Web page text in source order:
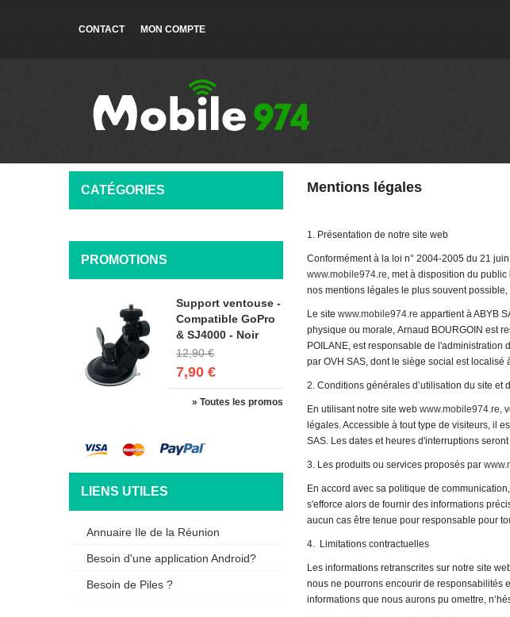
CONTACT MON COMPTE
CATÉGORIES
PROMOTIONS
Support ventouse -
Compatible GoPro
& SJ4000 - Noir
12,90 €
7,90 €
» Toutes les promos
LIENS UTILES
Annuaire Ile de la Réunion
Besoin d'une application Android?
Besoin de Piles ?
Mentions légales
1. Présentation de notre site web
Conformément à la loi n° 2004-2005 du 21
www.mobile974.re, met à disposition du
nos mentions légales le plus souvent
Le site www.mobile974.re appartient à ABYB
physique ou morale, Arnaud BOURGOIN est
POILANE, est responsable de l'administration
par OVH SAS, dont le siège social est
2. Conditions générales d’utilisation du site et
En utilisant notre site web www.mobile974.re,
légales. Accessible à tout type de visiteurs, il
SAS. Les dates et heures d'interruptions
3. Les produits ou services proposés par
En accord avec sa politique de
s'efforce alors de fournir des informations
aucun cas être tenue pour responsable pour
4. Limitations contractuelles
Les informations retranscrites sur notre site
nous ne pourrons encourir de responsabilités
informations que nous aurons pu omettre,